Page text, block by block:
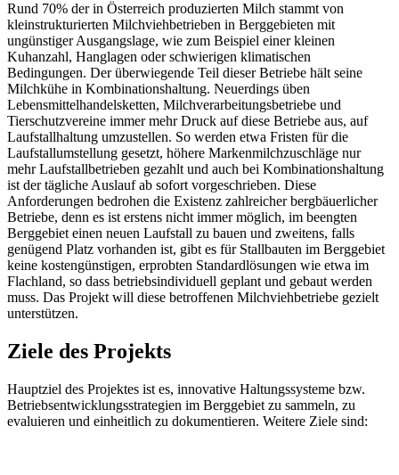
Rund 70% der in Österreich produzierten Milch stammt von
kleinstrukturierten Milchviehbetrieben in Berggebieten mit
ungünstiger Ausgangslage, wie zum Beispiel einer kleinen
Kuhanzahl, Hanglagen oder schwierigen klimatischen
Bedingungen. Der überwiegende Teil dieser Betriebe hält seine
Milchkühe in Kombinationshaltung. Neuerdings üben
Lebensmittelhandelsketten, Milchverarbeitungsbetriebe und
Tierschutzvereine immer mehr Druck auf diese Betriebe aus, auf
Laufstallhaltung umzustellen. So werden etwa Fristen für die
Laufstallumstellung gesetzt, höhere Markenmilchzuschläge nur
mehr Laufstallbetrieben gezahlt und auch bei Kombinationshaltung
ist der tägliche Auslauf ab sofort vorgeschrieben. Diese
Anforderungen bedrohen die Existenz zahlreicher bergbäuerlicher
Betriebe, denn es ist erstens nicht immer möglich, im beengten
Berggebiet einen neuen Laufstall zu bauen und zweitens, falls
genügend Platz vorhanden ist, gibt es für Stallbauten im Berggebiet
keine kostengünstigen, erprobten Standardlösungen wie etwa im
Flachland, so dass betriebsindividuell geplant und gebaut werden
muss. Das Projekt will diese betroffenen Milchviehbetriebe gezielt
unterstützen.
Ziele des Projekts
Hauptziel des Projektes ist es, innovative Haltungssysteme bzw.
Betriebsentwicklungsstrategien im Berggebiet zu sammeln, zu
evaluieren und einheitlich zu dokumentieren. Weitere Ziele sind: